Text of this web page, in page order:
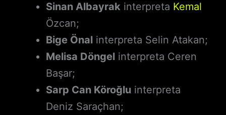
Sinan Albayrakinterpreta Kemal
Özcan;
Bige Önalinterpreta Selin Atakan;
Melisa Döngelinterpreta Ceren
Başar;
Sarp Can Köroğluinterpreta
Deniz Saraçhan;